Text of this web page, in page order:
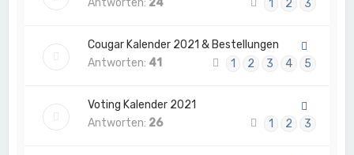
1 2 3
Cougar Kalender 2021 & Bestellungen
Antworten: 41 1 2 3 4 5
Voting Kalender 2021
Antworten: 26 1 2 3